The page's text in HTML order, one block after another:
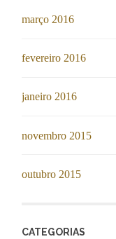
março 2016
fevereiro 2016
janeiro 2016
novembro 2015
outubro 2015
CATEGORIAS